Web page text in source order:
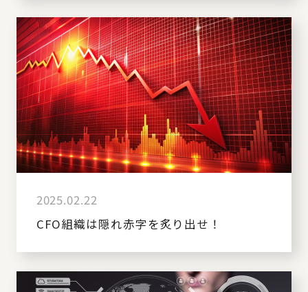
2025.02.22
CFO組織は隠れ赤字を炙り出せ！